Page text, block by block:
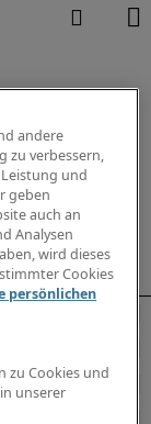
andere
zu verbessern,
und
geben
auch an
Analysen
wird dieses
Cookies
persönlichen
zu Cookies und
unserer